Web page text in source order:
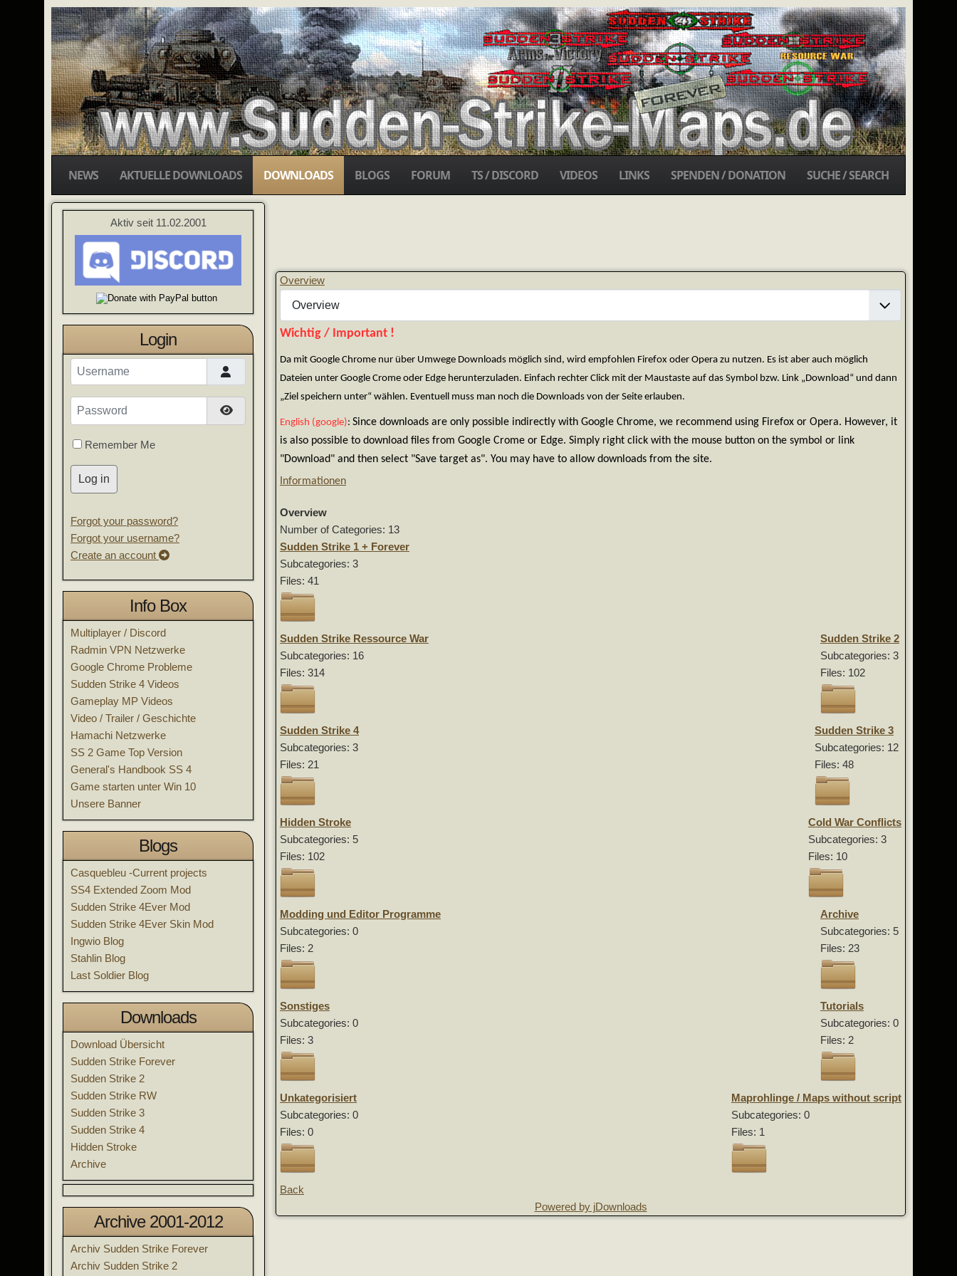
NEWS AKTUELLE DOWNLOADS DOWNLOADS BLOGS FORUM TS / DISCORD VIDEOS LINKS SPENDEN / DONATION SUCHE / SEARCH
Aktiv seit 11.02.2001
Login
Username
Password Show Password
Remember Me
Log in
Forgot your password?
Forgot your username?
Create an account
Info Box
Multiplayer / Discord
Radmin VPN Netzwerke
Google Chrome Probleme
Sudden Strike 4 Videos
Gameplay MP Videos
Video / Trailer / Geschichte
Hamachi Netzwerke
SS 2 Game Top Version
General's Handbook SS 4
Game starten unter Win 10
Unsere Banner
Blogs
Casquebleu -Current projects
SS4 Extended Zoom Mod
Sudden Strike 4Ever Mod
Sudden Strike 4Ever Skin Mod
Ingwio Blog
Stahlin Blog
Last Soldier Blog
Downloads
Download Übersicht
Sudden Strike Forever
Sudden Strike 2
Sudden Strike RW
Sudden Strike 3
Sudden Strike 4
Hidden Stroke
Archive
Archive 2001-2012
Archiv Sudden Strike Forever
Archiv Sudden Strike 2
Overview
Wichtig / Important !
Da mit Google Chrome nur über Umwege Downloads möglich sind, wird empfohlen Firefox oder Opera zu nutzen. Es ist aber auch möglich
Dateien unter Google Crome oder Edge herunterzuladen. Einfach rechter Click mit der Maustaste auf das Symbol bzw. Link „Download“ und dann
„Ziel speichern unter“ wählen. Eventuell muss man noch die Downloads von der Seite erlauben.
English (google): Since downloads are only possible indirectly with Google Chrome, we recommend using Firefox or Opera. However, it
is also possible to download files from Google Crome or Edge. Simply right click with the mouse button on the symbol or link
"Download" and then select "Save target as". You may have to allow downloads from the site.
Informationen
Overview
Number of Categories: 13
Sudden Strike 1 + Forever
Subcategories: 3
Files: 41
Sudden Strike 2
Subcategories: 3
Files: 102
Sudden Strike Ressource War
Subcategories: 16
Files: 314
Sudden Strike 3
Subcategories: 12
Files: 48
Sudden Strike 4
Subcategories: 3
Files: 21
Cold War Conflicts
Subcategories: 3
Files: 10
Hidden Stroke
Subcategories: 5
Files: 102
Archive
Subcategories: 5
Files: 23
Modding und Editor Programme
Subcategories: 0
Files: 2
Tutorials
Subcategories: 0
Files: 2
Sonstiges
Subcategories: 0
Files: 3
Maprohlinge / Maps without script
Subcategories: 0
Files: 1
Unkategorisiert
Subcategories: 0
Files: 0
Back
Powered by jDownloads